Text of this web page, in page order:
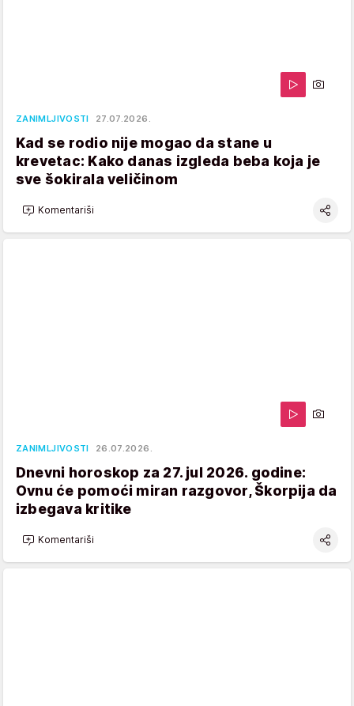
ZANIMLJIVOSTI 27.07.2026.
Kad se rodio nije mogao da stane u
krevetac: Kako danas izgleda beba koja je
sve šokirala veličinom
Komentariši
ZANIMLJIVOSTI 26.07.2026.
Dnevni horoskop za 27. jul 2026. godine:
Ovnu će pomoći miran razgovor, Škorpija da
izbegava kritike
Komentariši